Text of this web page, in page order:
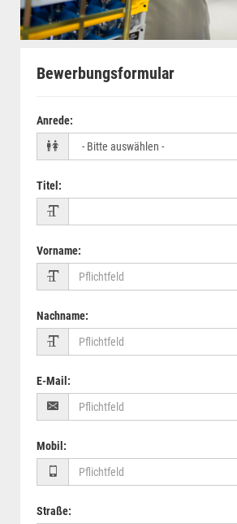
Bewerbungsformular
Anrede:
Titel :
Vorname:
Nachname:
E-Mail :
Mobil :
Straße: